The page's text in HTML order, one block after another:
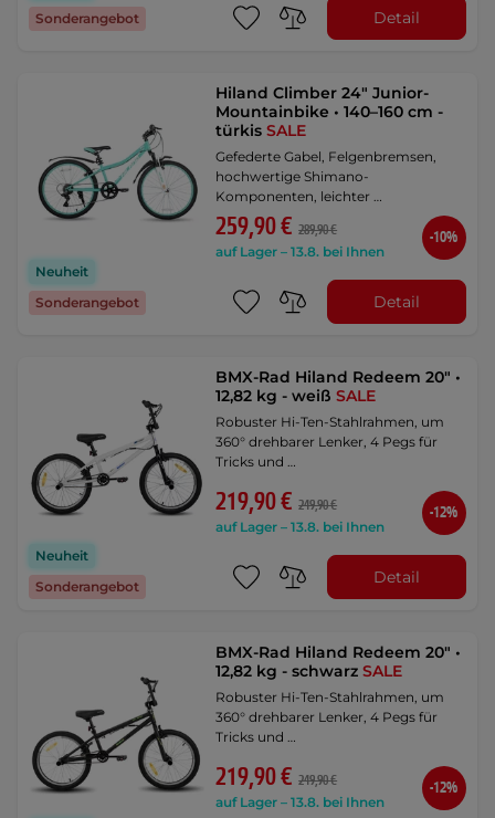
Sonderangebot
Detail
Neuheit
Sonderangebot
Hiland Climber 24" Junior-
Mountainbike • 140–160 cm -
türkisSALE
Gefederte Gabel, Felgenbremsen,
hochwertige Shimano-
Komponenten, leichter …
259,90 € 289,90 €
auf Lager – 13.8. bei Ihnen
-10%
Detail
Neuheit
Sonderangebot
BMX-Rad Hiland Redeem 20" •
12,82 kg - weißSALE
Robuster Hi-Ten-Stahlrahmen, um
360° drehbarer Lenker, 4 Pegs für
Tricks und …
219,90 € 249,90 €
auf Lager – 13.8. bei Ihnen
-12%
Detail
BMX-Rad Hiland Redeem 20" •
12,82 kg - schwarzSALE
Robuster Hi-Ten-Stahlrahmen, um
360° drehbarer Lenker, 4 Pegs für
Tricks und …
219,90 € 249,90 €
auf Lager – 13.8. bei Ihnen
-12%